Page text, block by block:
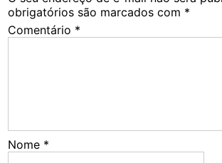
obrigatórios são marcados com *
Comentário *
Nome *